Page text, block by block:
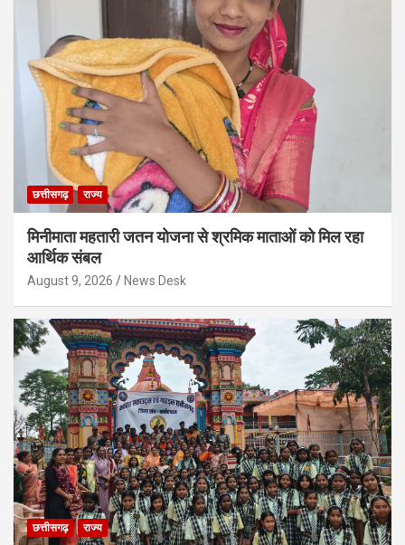
छत्तीसगढ़ राज्य
मिनीमाता महतारी जतन योजना से श्रमिक माताओं को मिल रहा
आर्थिक संबल
August 9, 2026 News Desk
छत्तीसगढ़ राज्य